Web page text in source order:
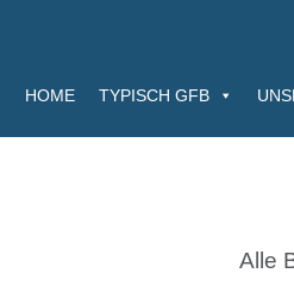
HOME TYPISCH GFB
Alle